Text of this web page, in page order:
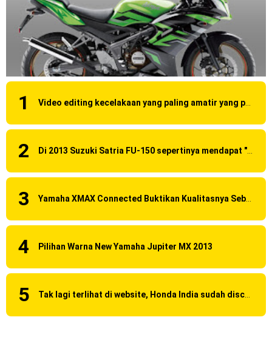
Video editing kecelakaan yang paling amatir yang pernah ane liat!
Di 2013 Suzuki Satria FU-150 sepertinya mendapat "revisi" pada headlamp
Yamaha XMAX Connected Buktikan Kualitasnya Sebagai Skutik Terbaik di Level Tertinggi
Pilihan Warna New Yamaha Jupiter MX 2013
Tak lagi terlihat di website, Honda India sudah discontinue CBR 150R dan 250R ?